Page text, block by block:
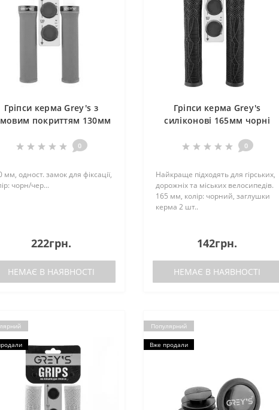
Гріпси керма Grey's з
покриттям 130мм
0
мм, одност. замок для фіксації,
чорн/чер...
222грн.
НЕМАЄ В НАЯВНОСТІ
Гріпси керма Grey's
силіконові 165мм чорні
0
Найкраще підходять для гірських,
дорожніх та міських велосипедів.
165 мм, колір: чорний, заглушки
керма 2 шт..
142грн.
НЕМАЄ В НАЯВНОСТІ
Популярний
Вже продали